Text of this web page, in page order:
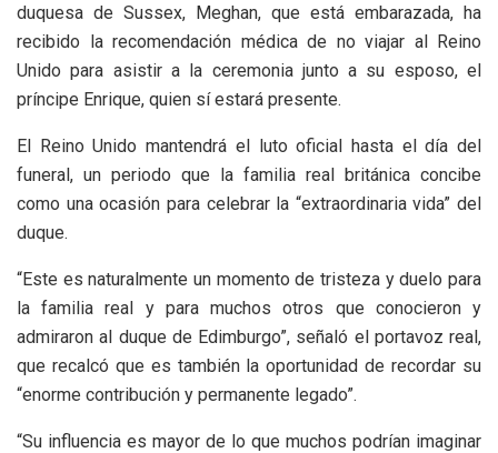
duquesa de Sussex, Meghan, que está embarazada, ha
recibido la recomendación médica de no viajar al Reino
Unido para asistir a la ceremonia junto a su esposo, el
príncipe Enrique, quien sí estará presente.
El Reino Unido mantendrá el luto oficial hasta el día del
funeral, un periodo que la familia real británica concibe
como una ocasión para celebrar la “extraordinaria vida” del
duque.
“Este es naturalmente un momento de tristeza y duelo para
la familia real y para muchos otros que conocieron y
admiraron al duque de Edimburgo”, señaló el portavoz real,
que recalcó que es también la oportunidad de recordar su
“enorme contribución y permanente legado”.
“Su influencia es mayor de lo que muchos podrían imaginar